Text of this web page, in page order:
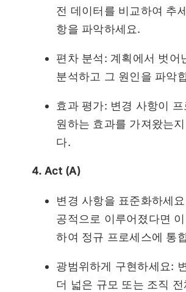
전 데이터를 비교하여 추
항을 파악하세요.
편차 분석: 계획에서 벗어
분석하고 그 원인을 파악
효과 평가: 변경 사항이 프
원하는 효과를 가져왔는
다.
4. Act (A)
변경 사항을 표준화하세
공적으로 이루어졌다면
하여 정규 프로세스에 통
광범위하게 구현하세요:
더 넓은 규모 또는 조직